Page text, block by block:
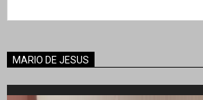
MARIO DE JESUS
Reproductor